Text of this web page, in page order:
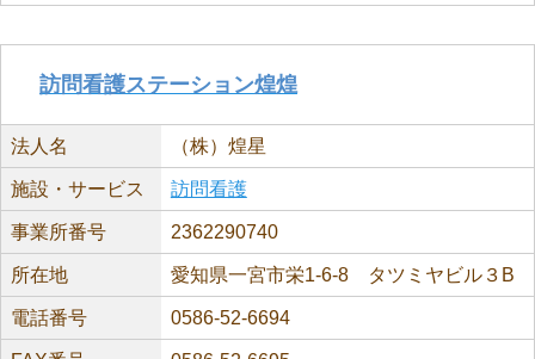
訪問看護ステーション煌煌
法人名 （株）煌星
施設・サービス 訪問看護
事業所番号 2362290740
所在地 愛知県一宮市栄1-6-8 タツミヤビル３B
電話番号 0586-52-6694